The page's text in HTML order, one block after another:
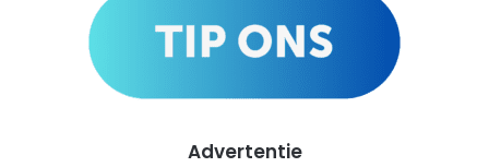
Advertentie